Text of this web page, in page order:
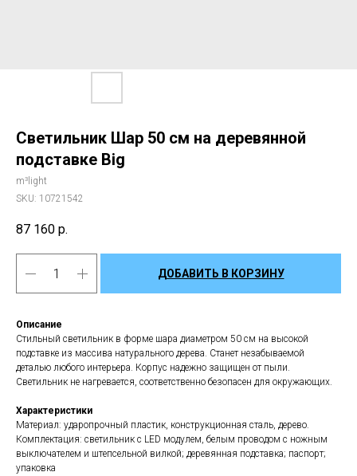
Светильник Шар 50 см на деревянной
подставке Big
m³light
SKU: 10721542
87 160 р.
ДОБАВИТЬ В КОРЗИНУ
Описание
Стильный светильник в форме шара диаметром 50 см на высокой
подставке из массива натурального дерева. Станет незабываемой
деталью любого интерьера. Корпус надежно защищен от пыли.
Светильник не нагревается, соответственно безопасен для окружающих.
Характеристики
Материал: ударопрочный пластик, конструкционная сталь, дерево.
Комплектация: светильник с LED модулем, белым проводом с ножным
выключателем и штепсельной вилкой; деревянная подставка; паспорт;
упаковка